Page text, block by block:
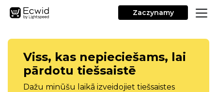
Zaczynamy
Viss, kas nepieciešams, lai
pārdotu tiešsaistē
Dažu minūšu laikā izveidojiet tiešsaistes